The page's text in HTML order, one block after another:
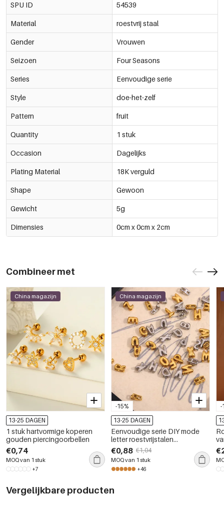
€1,12
-15% €1,13
€1,33
SPU ID 54539
Material roestvrij staal
Gender Vrouwen
Seizoen Four Seasons
Series Eenvoudige serie
Style doe-het-zelf
Pattern fruit
Quantity 1 stuk
Occasion Dagelijks
Plating Material 18K verguld
Shape Gewoon
Gewicht 5g
Dimensies 0cm x 0cm x 2cm
Combineer met
China magazijn
13-25 DAGEN
1 stuk hartvormige koperen
gouden piercingoorbellen
€0,74
MOQ van 1 stuk
+7
-15%
China magazijn
13-25 DAGEN
Eenvoudige serie DIY mode
letter roestvrijstalen
waterdichte dameshanger
€0,88 €1,04
MOQ van 1 stuk
+46
-
Vergelijkbare producten